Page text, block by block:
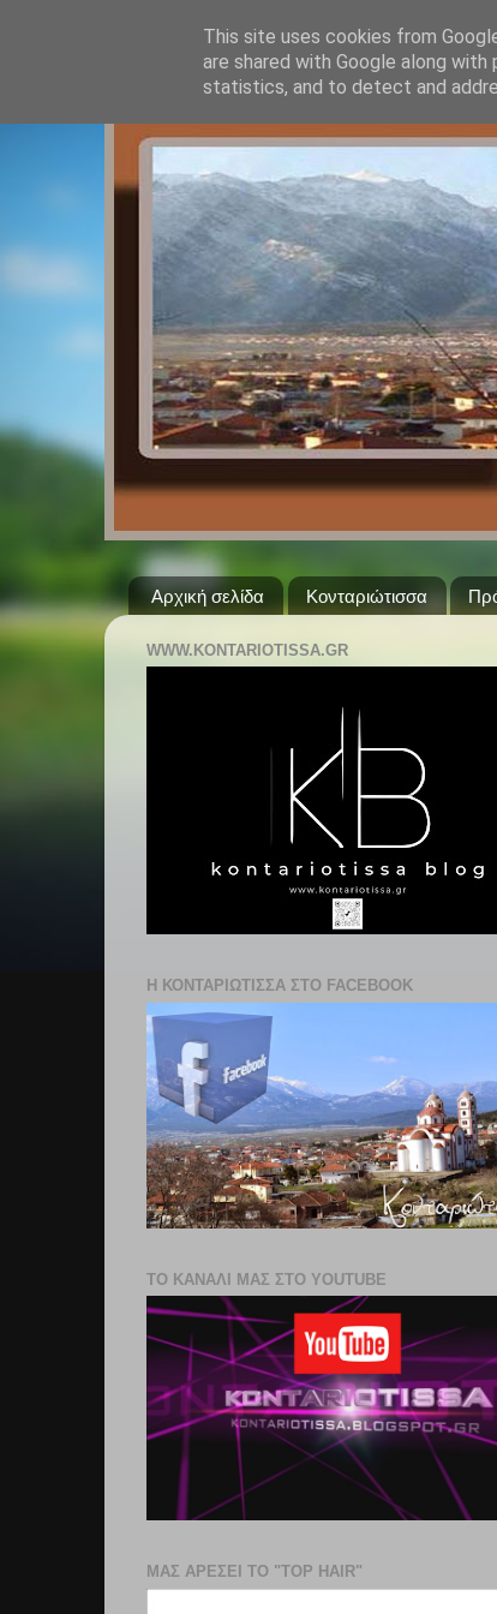
Αρχική σελίδα Κονταριώτισσα
WWW.KONTARIOTISSA.GR
Η ΚΟΝΤΑΡΙΩΤΙΣΣΑ ΣΤΟ FACEBOOK
ΤΟ ΚΑΝΑΛΙ ΜΑΣ ΣΤΟ YOUTUBE
ΜΑΣ ΑΡΕΣΕΙ ΤΟ "TOP HAIR"
This site uses cookies from
are shared with Google along
statistics, and to detect and